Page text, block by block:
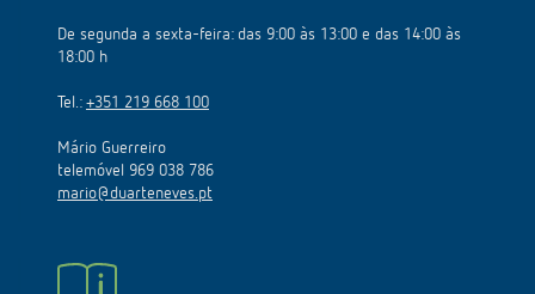
De segunda a sexta-feira: das 9:00 às 13:00 e das 14:00 às
18:00 h
Tel.: +351 219 668 100
Mário Guerreiro
telemóvel 969 038 786
mario@duarteneves.pt